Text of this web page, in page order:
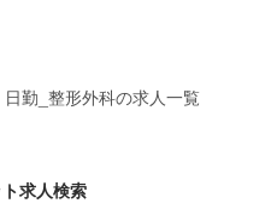
日勤_整形外科の求人一覧
求人検索